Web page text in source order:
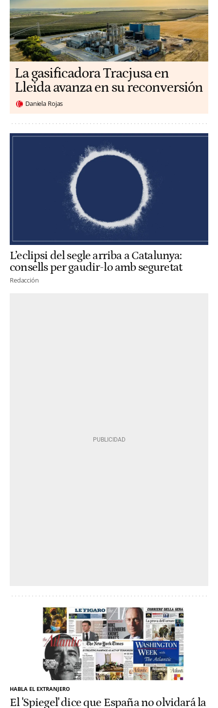
La gasificadora Tracjusa en
Lleida avanza en su reconversión
Daniela Rojas
L’eclipsi del segle arriba a Catalunya:
consells per gaudir-lo amb seguretat
Redacción
HABLA EL EXTRANJERO
El 'Spiegel' dice que España no olvidará la